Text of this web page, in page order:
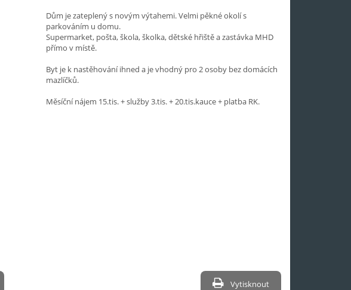
Dům je zateplený s novým výtahemi. Velmi pěkné okolí s
parkováním u domu.
Supermarket, pošta, škola, školka, dětské hřiště a zastávka MHD
přímo v místě.
Byt je k nastěhování ihned a je vhodný pro 2 osoby bez domácích
mazlíčků.
Měsíční nájem 15.tis. + služby 3.tis. + 20.tis.kauce + platba RK.
Vytisknout